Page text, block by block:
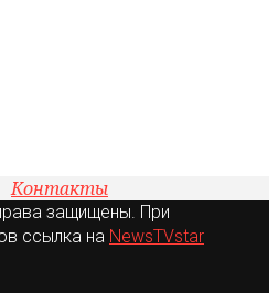
Контакты
защищены. При
ссылка на NewsTVstar